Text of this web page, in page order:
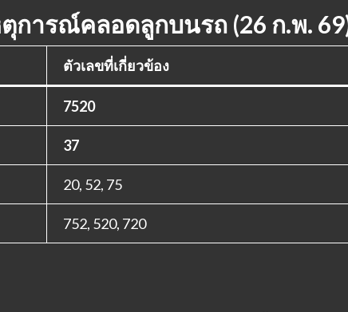
การณ์คลอดลูกบนรถ (26 ก.พ.
ตัวเลขที่เกี่ยวข้อง
7520
37
20, 52, 75
752, 520, 720